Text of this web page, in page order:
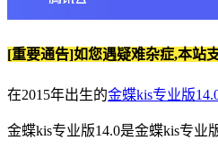
[重要通告]如您遇疑难杂症,本站
在2015年出生的金蝶kis专业版
金蝶kis专业版14.0是金蝶kis专